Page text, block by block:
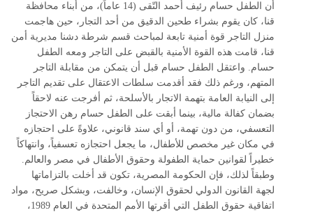
أن الطفل حسام رئيف أحمد التّقى (14 عاماً)، من أبناء محافظة
قنا، كان يقوم بشراء طحين الدقيق من أحد التجار، حين هاجمت
منزل التاجر قوة أمنية تابعة لمباحث قسم شرطة دشنا مديرية أمن
قنا، قامت هذه القوة الأمنية بالقبض على التاجر ومعه الطفل
حسام. واعتقل الطفل حسام قبل أن يتمكن من مقابلة التاجر
المتهم، ورغم ذلك فقد أقدمت سلطات الاعتقال على تقديم التاجر
إلى النيابة العامة بتهمة الاتجار بالأسلحة، ثم أفرجت عنه لاحقاً
بضمان كفالة مالية، بينما أبقت على الطفل حسام رهن الاحتجاز
التعسفي، من دون تهمة، أو أي سند قانوني، علاوةً على احتجازه
في مكان غير مخصص للأطفال، ما يجعل احتجازه تعسفياً، وانتهاكاً
خطيراً لقوانين حماية الطفولة وحقوق الأطفال في مصر والعالم.
وطبقاً لذلك، فإن الحكومة المصرية، تكون قد أخلت بالتزاماتها
لجهة القانون الدولي لحقوق الإنسان، وخالفت، وبشكل صريح، مواد
اتفاقية حقوق الطفل التي أقرتها الأمم المتحدة في العام 1989،